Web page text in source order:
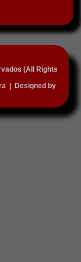
(All Rights
|
Designed by